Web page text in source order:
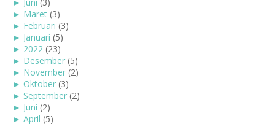
► Maret (3)
► Februari (3)
► Januari (5)
► 2022 (23)
► Desember (5)
► November (2)
► Oktober (3)
► September (2)
► Juni (2)
► April (5)